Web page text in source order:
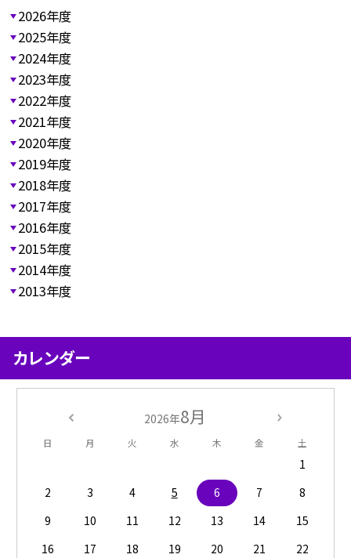
2026年度
2025年度
2024年度
2023年度
2022年度
2021年度
2020年度
2019年度
2018年度
2017年度
2016年度
2015年度
2014年度
2013年度
カレンダー
2026年8月
日 月 火 水 木 金 土
1
2
3 4 5 6 7
8
9
10 11 12 13 14
15
16
17 18 19 20 21
22